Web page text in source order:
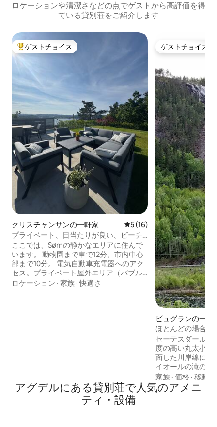
ロケーションや清潔さなどの点でゲストから高評価を得
ている貸別荘をご紹介します
大好評のゲストチョイスです。
ゲストチョイス
クリスチャンサンの一軒家 レビュー16件、5つ星中5つ
5 (16)
プライベート、日当たりが良い、ビーチ
と動物園への短い道
ここでは、Sømの静かなエリアに住んで
います。 動物園まで車で12分、市内中心
部まで10分。 電気自動車充電器へのアク
セス。プライベート屋外エリア（バブル
バス付き）。 キウイ、薬局、ビーチは徒
ロケーション · 家族 ·快適さ
ゲストチョイス
ゲストチョイス
ビュグランの一軒
ほとんどの場合、
チェックアウト！
セーテスダール様
度の高い丸太小屋
面した川岸線にあ
イオールの滝の壮
す。 家の大きなキッチンで美味しい夕食
を作るか、子供た
ぐ勇気があるかど
家族 ·価格 ·移動
アグデルにある貸別荘で人気のアメニ
ティ・設備